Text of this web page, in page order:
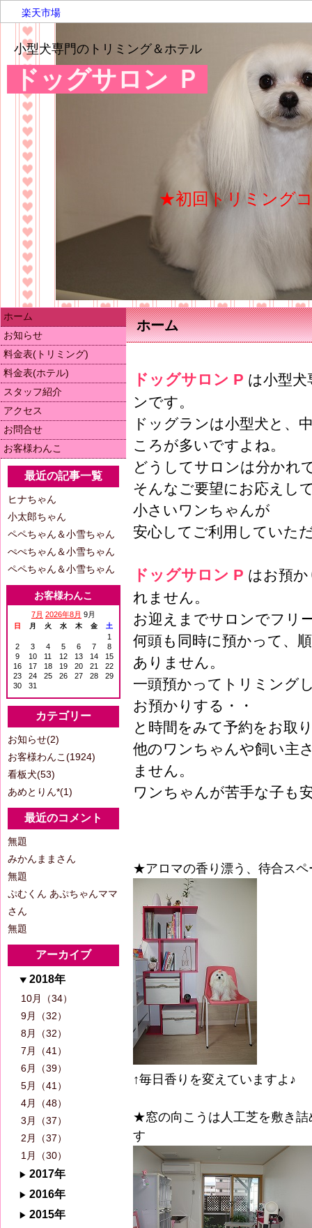
楽天市場
小型犬専門のトリミング＆ホテル
ドッグサロン Ｐ
★初回トリミング
ホーム
ドッグサロン P は小型
ンです。
ドッグランは小型犬と、
ころが多いですよね。
どうしてサロンは分かれ
そんなご要望にお応えし
小さいワンちゃんが
安心してご利用していた
ドッグサロン P はお預
れません。
お迎えまでサロンでフリ
何頭も同時に預かって、
ありません。
一頭預かってトリミング
お預かりする・・
と時間をみて予約をお取
他のワンちゃんや飼い主
ません。
ワンちゃんが苦手な子も
★アロマの香り漂う、待合ス
↑毎日香りを変えていますよ♪
★窓の向こうは人工芝を敷き
す
ホーム
お知らせ
料金表(トリミング)
料金表(ホテル)
スタッフ紹介
アクセス
お問合せ
お客様わんこ
最近の記事一覧
ヒナちゃん
小太郎ちゃん
ペペちゃん＆小雪ちゃん
ぺぺちゃん＆小雪ちゃん
ペペちゃん＆小雪ちゃん
お客様わんこ
7月 2026年8月 9月
日 月 火 水 木 金 土
1
2
3 4 5 6 7
8
9
10 11 12 13 14
15
16
17 18 19 20 21
22
23
24 25 26 27 28
29
30
31
カテゴリー
お知らせ(2)
お客様わんこ(1924)
看板犬(53)
あめとりん*(1)
最近のコメント
無題
みかんままさん
無題
ぷむくん あぷちゃんママ
さん
無題
アーカイブ
2018年
10月（34）
9月（32）
8月（32）
7月（41）
6月（39）
5月（41）
4月（48）
3月（37）
2月（37）
1月（30）
2017年
2016年
2015年